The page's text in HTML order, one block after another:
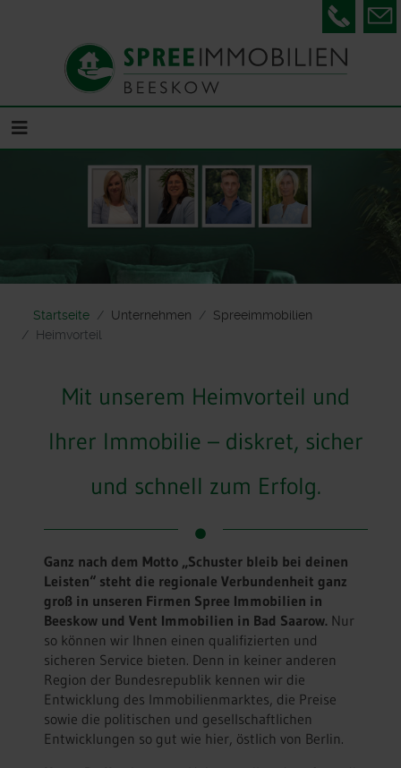
Telefon
Startseite Unternehmen
Spreeimmobilien
Heimvorteil
Mit unserem Heimvorteil und
Ihrer Immobilie – diskret, sicher
und schnell zum Erfolg.
Ganz nach dem Motto „Schuster bleib bei deinen
Leisten“ steht die regionale Verbundenheit ganz
groß in unseren Firmen Spree Immobilien in
Beeskow und Vent Immobilien in Bad Saarow. Nur
so können wir Ihnen einen qualifizierten und
sicheren Service bieten. Denn in keiner anderen
Region der Bundesrepublik kennen wir die
Entwicklung des Immobilienmarktes, die Preise
sowie die politischen und gesellschaftlichen
Entwicklungen so gut wie hier, östlich von Berlin.